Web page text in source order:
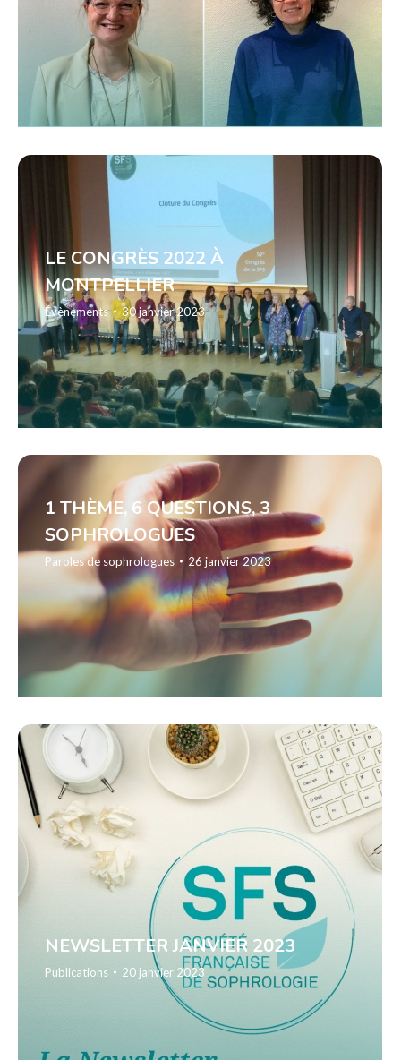
LE CONGRÈS 2022 À
MONTPELLIER
Évènements 30 janvier 2023
1 THÈME, 6 QUESTIONS, 3
SOPHROLOGUES
Paroles de sophrologues 26 janvier 2023
NEWSLETTER JANVIER 2023
Publications 20 janvier 2023